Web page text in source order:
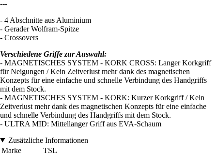
---
- 4 Abschnitte aus Aluminium
- Gerader Wolfram-Spitze
- Crossovers
Verschiedene Griffe zur Auswahl:
- MAGNETISCHES SYSTEM - KORK CROSS: Langer Korkgriff
für Neigungen / Kein Zeitverlust mehr dank des magnetischen
Konzepts für eine einfache und schnelle Verbindung des Handgriffs
mit dem Stock.
- MAGNETISCHES SYSTEM - KORK: Kurzer Korkgriff / Kein
Zeitverlust mehr dank des magnetischen Konzepts für eine einfache
und schnelle Verbindung des Handgriffs mit dem Stock.
- ULTRA MID: Mittellanger Griff aus EVA-Schaum
Zusätzliche Informationen
Marke
TSL